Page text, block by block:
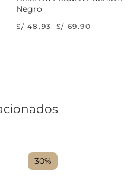
Negro
S/ 48.93 S/ 69.90
30%